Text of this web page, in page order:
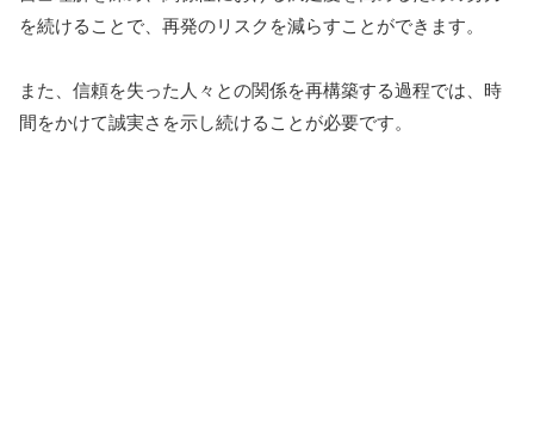
を続けることで、再発のリスクを減らすことができます。
また、信頼を失った人々との関係を再構築する過程では、時
間をかけて誠実さを示し続けることが必要です。